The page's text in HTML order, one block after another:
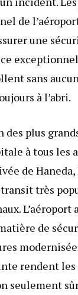
de
une
sans
à l’abri.
des plus
à tous les
de
très
L’aéroport
de
rendent les
seulement